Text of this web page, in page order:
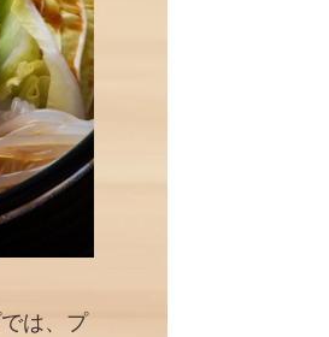
は、プ